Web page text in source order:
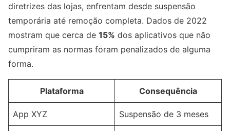
diretrizes das lojas, enfrentam desde suspensão
temporária até remoção completa. Dados de 2022
mostram que cerca de 15% dos aplicativos que não
cumpriram as normas foram penalizados de alguma
forma.
Plataforma Consequência
App XYZ Suspensão de 3 meses